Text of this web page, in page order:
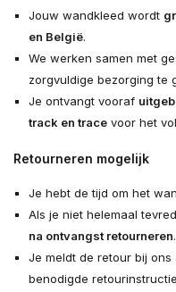
Jouw wandkleed wordt
en België.
We werken samen met
zorgvuldige bezorging te
Je ontvangt vooraf
track en tracevoor het
Retourneren mogelijk
Je hebt de tijd om het
Als je niet helemaal
na ontvangst retourneren.
Je meldt de retour bij
benodigde